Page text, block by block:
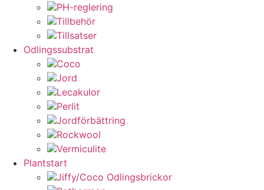
PH-reglering
Tillbehör
Tillsatser
Odlingssubstrat
Coco
Jord
Lecakulor
Perlit
Jordförbättring
Rockwool
Vermiculite
Plantstart
Jiffy/Coco Odlingsbrickor